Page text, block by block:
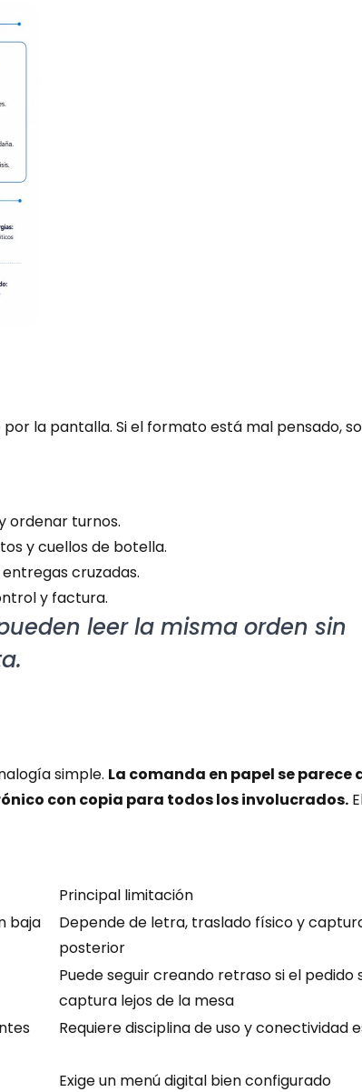
la pantalla. Si el formato está mal pensado,
ordenar turnos.
y cuellos de botella.
cruzadas.
y factura.
leer la misma orden sin
simple. La comanda en papel se parece
con copia para todos los involucrados.
Principal limitación
baja
Depende de letra, traslado físico y
posterior
Puede seguir creando retraso si el pedido
captura lejos de la mesa
Requiere disciplina de uso y conectividad
Exige un menú digital bien configurado